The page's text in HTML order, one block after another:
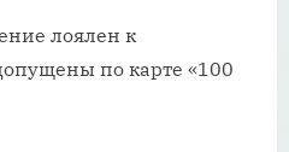
лоялен к
по карте «100